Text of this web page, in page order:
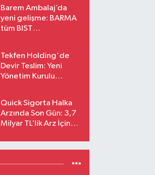
Barem Ambalaj’da
yeni gelişme: BARMA
tüm BIST
Tekfen Holding'de
Devir Teslim: Yeni
Yönetim Kurulu
Quick Sigorta Halka
Arzında Son Gün: 3,7
Milyar TL’lik Arz İçin
Eriyor